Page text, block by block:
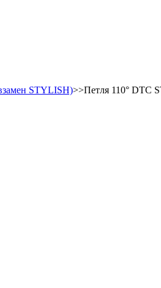
STYLISH)>>Петля 110° DTC